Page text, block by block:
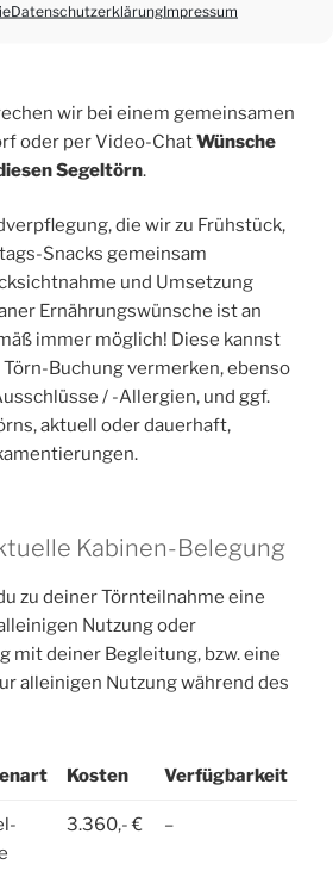
DatenschutzerklärungImpressum
wir bei einem gemeinsamen
oder per Video-ChatWünsche
Segeltörn.
die wir zu Frühstück,
Snacks gemeinsam
und Umsetzung
Ernährungswünsche ist an
immer möglich! Diese kannst
Buchung vermerken, ebenso
/ -Allergien, und ggf.
aktuell oder dauerhaft,
Kabinen-Belegung
zu deiner Törnteilnahme eine
Nutzung oder
mit deiner Begleitung, bzw. eine
alleinigen Nutzung während des
Kosten Verfügbarkeit
3.360,- € –